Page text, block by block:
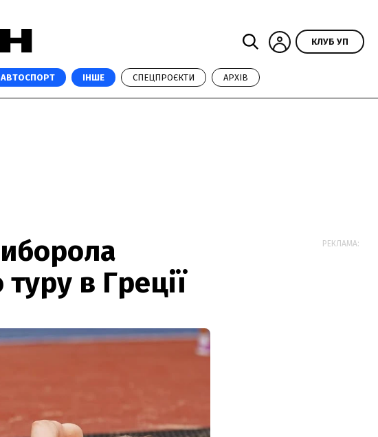
КЛУБ УП
АВТОСПОРТ ІНШЕ СПЕЦПРОЄКТИ АРХІВ
в Греції
РЕКЛАМА: